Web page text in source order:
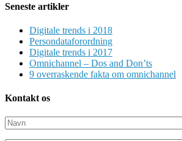
Seneste artikler
Digitale trends i 2018
Persondataforordning
Digitale trends i 2017
Omnichannel – Dos and Don’ts
9 overraskende fakta om omnichannel
Kontakt os